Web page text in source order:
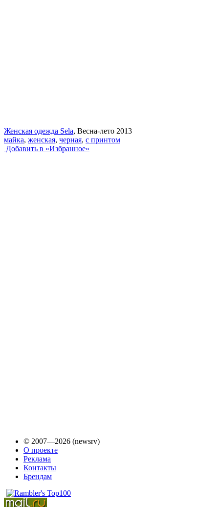
Женская одежда Sela, Весна-лето 2013
майка, женская, черная, с принтом
Добавить в «Избранное»
© 2007—2026 (newsrv)
О проекте
Реклама
Контакты
Брендам